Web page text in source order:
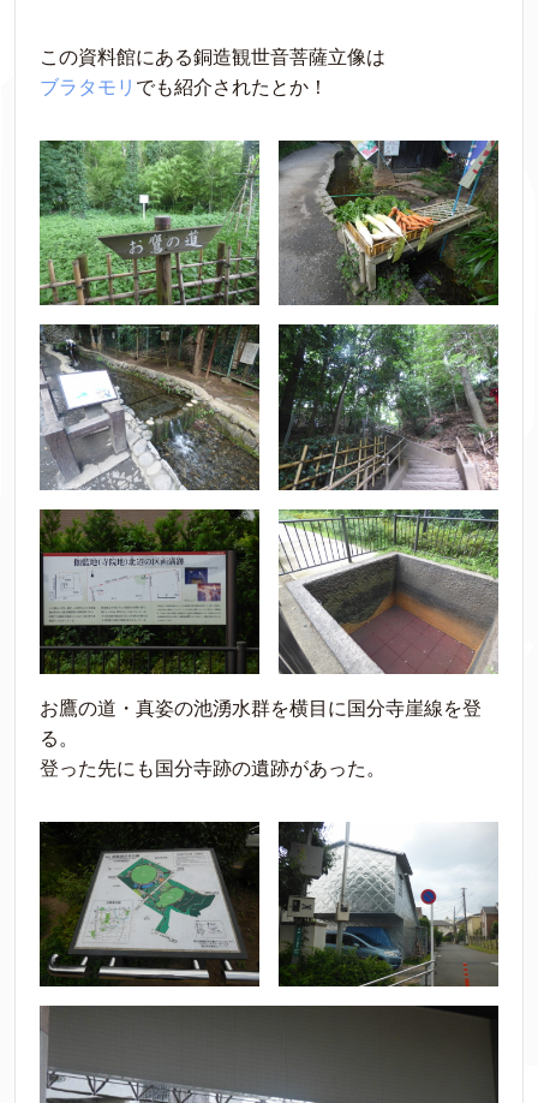
この資料館にある銅造観世音菩薩立像は
ブラタモリ でも紹介されたとか！
お鷹の道・真姿の池湧水群を横目に国分寺崖線を登
る。
登った先にも国分寺跡の遺跡があった。